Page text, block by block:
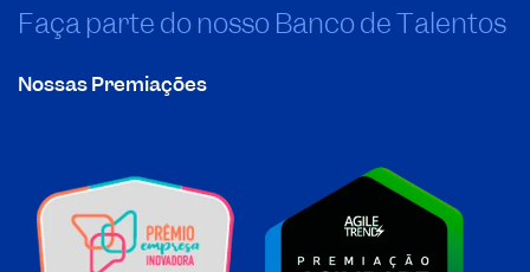
Faça parte do nosso Banco de Talentos
Nossas Premiações